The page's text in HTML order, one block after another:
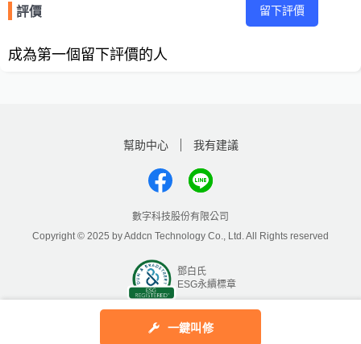
一鍵叫修
評價 留下評價
成為第一個留下評價的人
幫助中心 我有建議
數字科技股份有限公司
Copyright © 2025 by Addcn Technology Co., Ltd. All Rights reserved
鄧白氏
ESG永續標章